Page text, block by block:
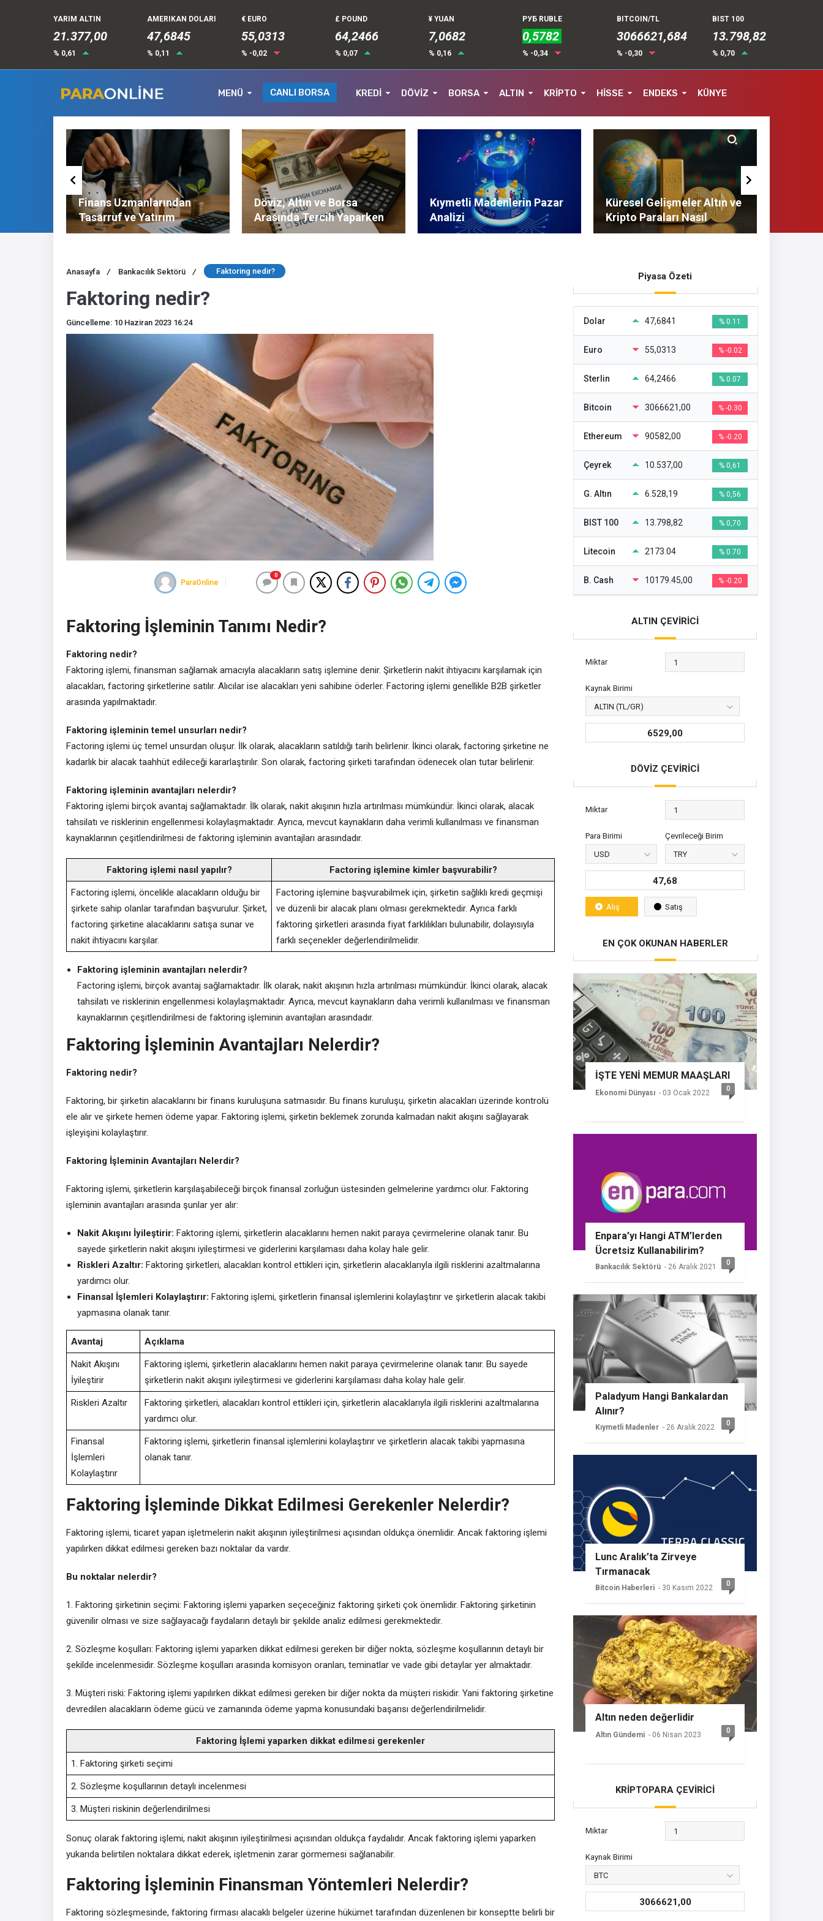
YARIM ALTIN
21.377,00
% 0,61
AMERIKAN DOLARI
47,6845
% 0,11
€ EURO
55,0313
% -0,02
£ POUND
64,2466
% 0,07
¥ YUAN
7,0682
% 0,16
РУБ RUBLE
0,5782
% -0,34
BITCOIN/TL
3066621,684
% -0,30
BIST 100
13.798,82
% 0,70
MENÜ CANLI BORSA KREDİ DÖVİZ BORSA ALTIN KRİPTO HİSSE ENDEKS KÜNYE
Finans Uzmanlarından
Tasarruf ve Yatırım
Tavsiyeleri
Döviz, Altın ve Borsa
Arasında Tercih Yaparken
Nelere Dikkat Edilmeli?
Kıymetli Madenlerin Pazar
Analizi
Küresel Gelişmeler Altın ve
Kripto Paraları Nasıl
Etkiliyor?
Anasayfa / Bankacılık Sektörü / Faktoring nedir?
Faktoring nedir?
Güncelleme: 10 Haziran 2023 16:24
ParaOnline
0
Faktoring İşleminin Tanımı Nedir?
Faktoring nedir?
Faktoring işlemi, finansman sağlamak amacıyla alacakların satış işlemine denir. Şirketlerin nakit ihtiyacını karşılamak için
alacakları, factoring şirketlerine satılır. Alıcılar ise alacakları yeni sahibine öderler. Factoring işlemi genellikle B2B şirketler
arasında yapılmaktadır.
Faktoring işleminin temel unsurları nedir?
Factoring işlemi üç temel unsurdan oluşur. İlk olarak, alacakların satıldığı tarih belirlenir. İkinci olarak, factoring şirketine ne
kadarlık bir alacak taahhüt edileceği kararlaştırılır. Son olarak, factoring şirketi tarafından ödenecek olan tutar belirlenir.
Faktoring işleminin avantajları nelerdir?
Faktoring işlemi birçok avantaj sağlamaktadır. İlk olarak, nakit akışının hızla artırılması mümkündür. İkinci olarak, alacak
tahsilatı ve risklerinin engellenmesi kolaylaşmaktadır. Ayrıca, mevcut kaynakların daha verimli kullanılması ve finansman
kaynaklarının çeşitlendirilmesi de faktoring işleminin avantajları arasındadır.
Faktoring işlemi nasıl yapılır? Factoring işlemine kimler başvurabilir?
Factoring işlemi, öncelikle alacakların olduğu bir
şirkete sahip olanlar tarafından başvurulur. Şirket,
factoring şirketine alacaklarını satışa sunar ve
nakit ihtiyacını karşılar.
Factoring işlemine başvurabilmek için, şirketin sağlıklı kredi geçmişi
ve düzenli bir alacak planı olması gerekmektedir. Ayrıca farklı
faktoring şirketleri arasında fiyat farklılıkları bulunabilir, dolayısıyla
farklı seçenekler değerlendirilmelidir.
Faktoring işleminin avantajları nelerdir?
Factoring işlemi, birçok avantaj sağlamaktadır. İlk olarak, nakit akışının hızla artırılması mümkündür. İkinci olarak, alacak
tahsilatı ve risklerinin engellenmesi kolaylaşmaktadır. Ayrıca, mevcut kaynakların daha verimli kullanılması ve finansman
kaynaklarının çeşitlendirilmesi de faktoring işleminin avantajları arasındadır.
Faktoring İşleminin Avantajları Nelerdir?
Faktoring nedir?
Faktoring, bir şirketin alacaklarını bir finans kuruluşuna satmasıdır. Bu finans kuruluşu, şirketin alacakları üzerinde kontrolü
ele alır ve şirkete hemen ödeme yapar. Faktoring işlemi, şirketin beklemek zorunda kalmadan nakit akışını sağlayarak
işleyişini kolaylaştırır.
Faktoring İşleminin Avantajları Nelerdir?
Faktoring işlemi, şirketlerin karşılaşabileceği birçok finansal zorluğun üstesinden gelmelerine yardımcı olur. Faktoring
işleminin avantajları arasında şunlar yer alır:
Nakit Akışını İyileştirir: Faktoring işlemi, şirketlerin alacaklarını hemen nakit paraya çevirmelerine olanak tanır. Bu
sayede şirketlerin nakit akışını iyileştirmesi ve giderlerini karşılaması daha kolay hale gelir.
Riskleri Azaltır: Faktoring şirketleri, alacakları kontrol ettikleri için, şirketlerin alacaklarıyla ilgili risklerini azaltmalarına
yardımcı olur.
Finansal İşlemleri Kolaylaştırır: Faktoring işlemi, şirketlerin finansal işlemlerini kolaylaştırır ve şirketlerin alacak takibi
yapmasına olanak tanır.
Avantaj Açıklama
Nakit Akışını
İyileştirir
Faktoring işlemi, şirketlerin alacaklarını hemen nakit paraya çevirmelerine olanak tanır. Bu sayede
şirketlerin nakit akışını iyileştirmesi ve giderlerini karşılaması daha kolay hale gelir.
Riskleri Azaltır
Faktoring şirketleri, alacakları kontrol ettikleri için, şirketlerin alacaklarıyla ilgili risklerini azaltmalarına
yardımcı olur.
Finansal
İşlemleri
Kolaylaştırır
Faktoring işlemi, şirketlerin finansal işlemlerini kolaylaştırır ve şirketlerin alacak takibi yapmasına
olanak tanır.
Faktoring İşleminde Dikkat Edilmesi Gerekenler Nelerdir?
Faktoring işlemi, ticaret yapan işletmelerin nakit akışının iyileştirilmesi açısından oldukça önemlidir. Ancak faktoring işlemi
yapılırken dikkat edilmesi gereken bazı noktalar da vardır.
Bu noktalar nelerdir?
1. Faktoring şirketinin seçimi: Faktoring işlemi yaparken seçeceğiniz faktoring şirketi çok önemlidir. Faktoring şirketinin
güvenilir olması ve size sağlayacağı faydaların detaylı bir şekilde analiz edilmesi gerekmektedir.
2. Sözleşme koşulları: Faktoring işlemi yaparken dikkat edilmesi gereken bir diğer nokta, sözleşme koşullarının detaylı bir
şekilde incelenmesidir. Sözleşme koşulları arasında komisyon oranları, teminatlar ve vade gibi detaylar yer almaktadır.
3. Müşteri riski: Faktoring işlemi yapılırken dikkat edilmesi gereken bir diğer nokta da müşteri riskidir. Yani faktoring şirketine
devredilen alacakların ödeme gücü ve zamanında ödeme yapma konusundaki başarısı değerlendirilmelidir.
Faktoring İşlemi yaparken dikkat edilmesi gerekenler
1. Faktoring şirketi seçimi
2. Sözleşme koşullarının detaylı incelenmesi
3. Müşteri riskinin değerlendirilmesi
Sonuç olarak faktoring işlemi, nakit akışının iyileştirilmesi açısından oldukça faydalıdır. Ancak faktoring işlemi yaparken
yukarıda belirtilen noktalara dikkat ederek, işletmenin zarar görmemesi sağlanabilir.
Faktoring İşleminin Finansman Yöntemleri Nelerdir?
Faktoring sözleşmesinde, faktoring firması alacaklı belgeler üzerine hükümet tarafından düzenlenen bir konseptte belirli bir
Piyasa Özeti
Dolar 47,6841 % 0.11
Euro 55,0313 % -0.02
Sterlin 64,2466 % 0.07
Bitcoin 3066621,00 % -0.30
Ethereum 90582,00 % -0.20
Çeyrek 10.537,00 % 0,61
G. Altın 6.528,19 % 0,56
BIST 100 13.798,82 % 0,70
Litecoin 2173.04 % 0.70
B. Cash 10179.45,00 % -0.20
ALTIN ÇEVİRİCİ
Miktar
Kaynak Birimi
6529,00
DÖVİZ ÇEVİRİCİ
Miktar
Para Birimi Çevrileceği Birim
47,68
Alış Satış
EN ÇOK OKUNAN HABERLER
İŞTE YENİ MEMUR MAAŞLARI
Ekonomi Dünyası - 03 Ocak 2022 0
Enpara’yı Hangi ATM’lerden
Ücretsiz Kullanabilirim?
Bankacılık Sektörü - 26 Aralık 2021 0
Paladyum Hangi Bankalardan
Alınır?
Kıymetli Madenler - 26 Aralık 2022 0
Lunc Aralık’ta Zirveye
Tırmanacak
Bitcoin Haberleri - 30 Kasım 2022 0
Altın neden değerlidir
Altın Gündemi - 06 Nisan 2023 0
KRİPTOPARA ÇEVİRİCİ
Miktar
Kaynak Birimi
3066621,00